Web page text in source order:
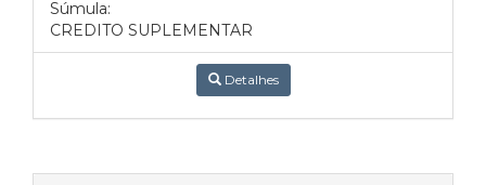
Súmula:
CREDITO SUPLEMENTAR
Detalhes